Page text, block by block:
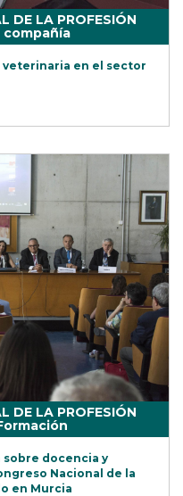
DE LA PROFESIÓN
compañía
veterinaria en el sector
DE LA PROFESIÓN
sobre docencia y
Nacional de la
en Murcia